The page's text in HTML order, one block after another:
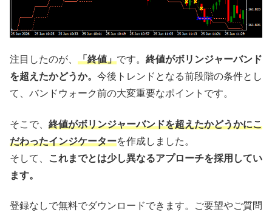
注目したのが、 「終値」です。 終値がボリンジャーバンド
を超えたかどうか。 今後トレンドとなる前段階の条件とし
て、バンドウォーク前の大変重要なポイントです。
そこで、 終値がボリンジャーバンドを超えたかどうかにこ
だわったインジケーターを作成しました。
そして、
これまでとは少し異なるアプローチを採用してい
ます。
登録なしで無料でダウンロードできます。ご要望やご質問